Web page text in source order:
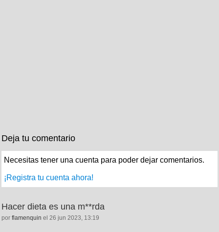
Deja tu comentario
Necesitas tener una cuenta para poder dejar comentarios.
¡Registra tu cuenta ahora!
Hacer dieta es una m**rda
por flamenquin el 26 jun 2023, 13:19